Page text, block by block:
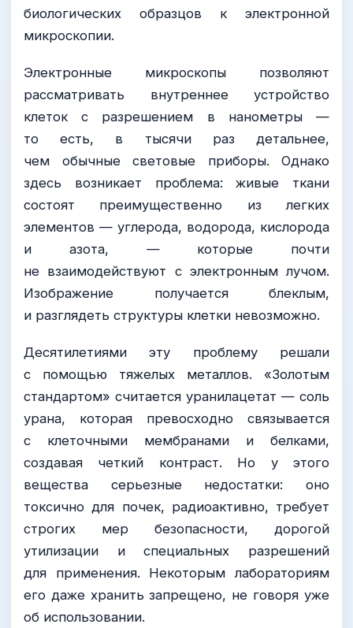
биологических образцов к электронной
микроскопии.
Электронные микроскопы позволяют
рассматривать внутреннее устройство
клеток с разрешением в нанометры —
то есть, в тысячи раз детальнее,
чем обычные световые приборы. Однако
здесь возникает проблема: живые ткани
состоят преимущественно из легких
элементов — углерода, водорода, кислорода
и азота, — которые почти
не взаимодействуют с электронным лучом.
Изображение получается блеклым,
и разглядеть структуры клетки невозможно.
Десятилетиями эту проблему решали
с помощью тяжелых металлов. «Золотым
стандартом» считается уранилацетат — соль
урана, которая превосходно связывается
с клеточными мембранами и белками,
создавая четкий контраст. Но у этого
вещества серьезные недостатки: оно
токсично для почек, радиоактивно, требует
строгих мер безопасности, дорогой
утилизации и специальных разрешений
для применения. Некоторым лабораториям
его даже хранить запрещено, не говоря уже
об использовании.